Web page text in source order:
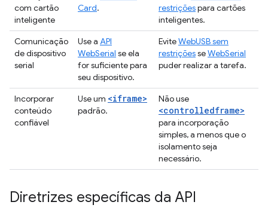
com cartão
inteligente
Card.
restriçõespara cartões
inteligentes.
Comunicação
de dispositivo
serial
Use a API
WebSerial se ela
for suficiente para
seu dispositivo.
EviteWebUSB sem
restriçõesseWebSerial
puder realizar a tarefa.
Incorporar
conteúdo
confiável
Use um <iframe>
padrão.
Não use
<controlledframe>
para incorporação
simples, a menos que o
isolamento seja
necessário.
Diretrizes específicas da API